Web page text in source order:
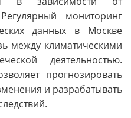
мониторинг
данных в Москве
между климатическими
деятельностью.
прогнозировать
и разрабатывать